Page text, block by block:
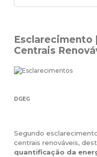
Esclarecimento
Centrais
DGEG
Segundo
centrais renováveis,
quantificação da